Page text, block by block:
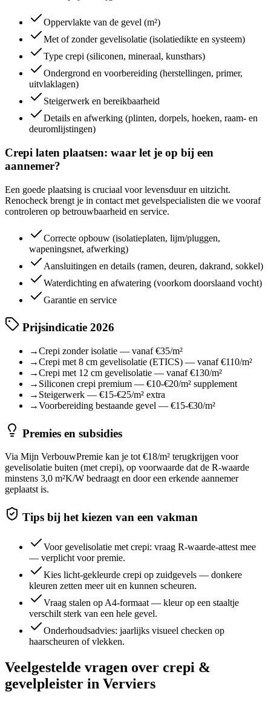
Oppervlakte van de gevel (m²)
Met of zonder gevelisolatie (isolatiedikte en systeem)
Type crepi (siliconen, mineraal, kunsthars)
Ondergrond en voorbereiding (herstellingen, primer,
uitvlaklagen)
Steigerwerk en bereikbaarheid
Details en afwerking (plinten, dorpels, hoeken, raam- en
deuromlijstingen)
Crepi laten plaatsen: waar let je op bij een
aannemer?
Een goede plaatsing is cruciaal voor levensduur en uitzicht.
Renocheck brengt je in contact met gevelspecialisten die we vooraf
controleren op betrouwbaarheid en service.
Correcte opbouw (isolatieplaten, lijm/pluggen,
wapeningsnet, afwerking)
Aansluitingen en details (ramen, deuren, dakrand, sokkel)
Waterdichting en afwatering (voorkom doorslaand vocht)
Garantie en service
Prijsindicatie 2026
→Crepi zonder isolatie — vanaf €35/m²
→Crepi met 8 cm gevelisolatie (ETICS) — vanaf €110/m²
→Crepi met 12 cm gevelisolatie — vanaf €130/m²
→ Siliconen crepi premium — €10-€20/m² supplement
→ Steigerwerk — €15-€25/m² extra
→Voorbereiding bestaande gevel — €15-€30/m²
Premies en subsidies
Via Mijn VerbouwPremie kan je tot €18/m² terugkrijgen voor
gevelisolatie buiten (met crepi), op voorwaarde dat de R-waarde
minstens 3,0 m²K/W bedraagt en door een erkende aannemer
geplaatst is.
Tips bij het kiezen van een vakman
Voor gevelisolatie met crepi: vraag R-waarde-attest mee
— verplicht voor premie.
Kies licht-gekleurde crepi op zuidgevels — donkere
kleuren zetten meer uit en kunnen scheuren.
Vraag stalen op A4-formaat — kleur op een staaltje
verschilt sterk van een hele gevel.
Onderhoudsadvies: jaarlijks visueel checken op
haarscheuren of vlekken.
Veelgestelde vragen over crepi &
gevelpleister in Verviers